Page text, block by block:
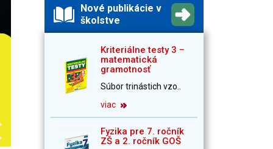
Nové publikácie v
školstve
Kriteriálne testy 3 –
matematická
gramotnosť
Súbor trinástich vzo..
viac
Fyzika pre 7. ročník
ZŠ a 2. ročník GOŠ